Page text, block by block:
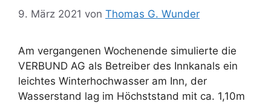
9. März 2021 von Thomas G. Wunder
Am vergangenen Wochenende simulierte die
VERBUND AG als Betreiber des Innkanals ein
leichtes Winterhochwasser am Inn, der
Wasserstand lag im Höchststand mit ca. 1,10m